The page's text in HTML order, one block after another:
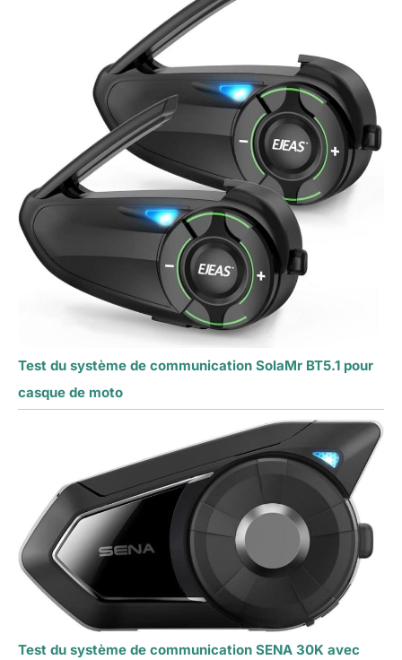
Test du système de communication SolaMr BT5.1 pour
casque de moto
Test du système de communication SENA 30K avec